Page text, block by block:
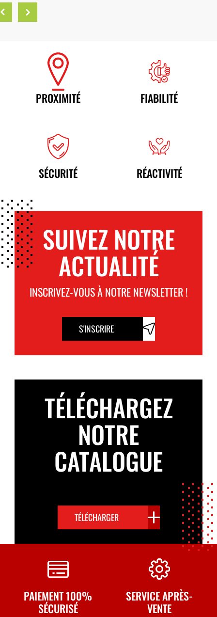
durer.
PROXIMITÉ FIABILITÉ
SÉCURITÉ RÉACTIVITÉ
SUIVEZ NOTRE
ACTUALITÉ
INSCRIVEZ-VOUS À NOTRE NEWSLETTER !
S'INSCRIRE
TÉLÉCHARGEZ
NOTRE
CATALOGUE
TÉLÉCHARGER
PAIEMENT 100%
SÉCURISÉ
SERVICE APRÈS-
VENTE